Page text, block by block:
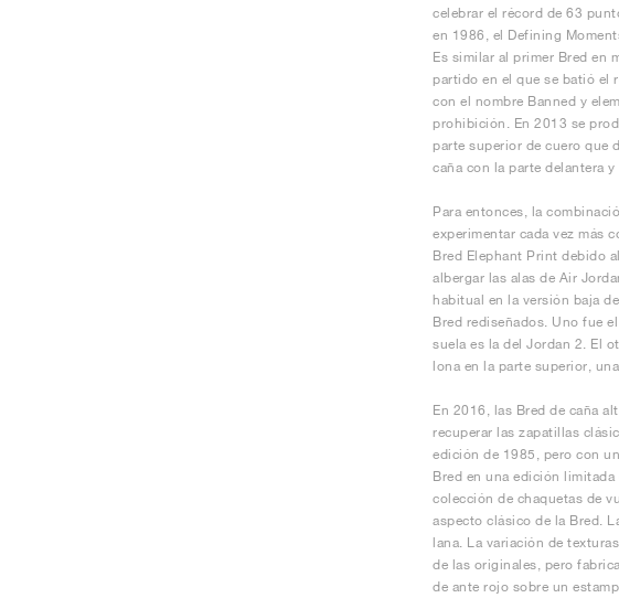
celebrar el récord de 63
en 1986, el Defining
Es similar al primer Bred en
partido en el que se batió el
con el nombre Banned y
prohibición. En 2013 se
parte superior de cuero que
caña con la parte delantera
Para entonces, la
experimentar cada vez más
Bred Elephant Print debido
albergar las alas de Air
habitual en la versión baja
Bred rediseñados. Uno fue
suela es la del Jordan 2. El
lona en la parte superior,
En 2016, las Bred de caña
recuperar las zapatillas
edición de 1985, pero con
Bred en una edición
colección de chaquetas de
aspecto clásico de la Bred.
lana. La variación de
de las originales, pero
de ante rojo sobre un